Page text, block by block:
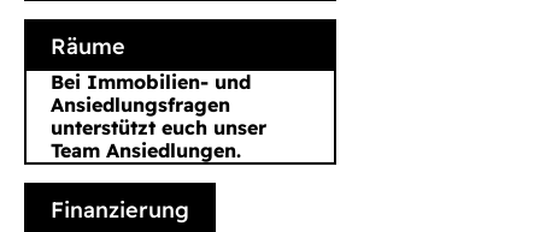
Räume
Bei Immobilien- und
Ansiedlungsfragen
unterstützt euch unser
Team Ansiedlungen.
Finanzierung